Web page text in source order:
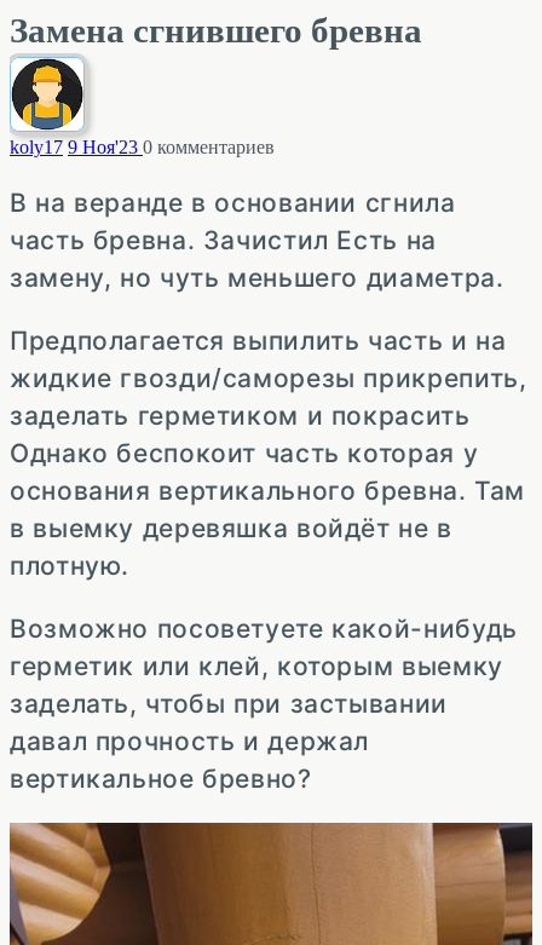
Замена сгнившего бревна
koly17 9 Ноя'23 0 комментариев
В на веранде в основании сгнила
часть бревна. Зачистил Есть на
замену, но чуть меньшего диаметра.
Предполагается выпилить часть и на
жидкие гвозди/саморезы прикрепить,
заделать герметиком и покрасить
Однако беспокоит часть которая у
основания вертикального бревна. Там
в выемку деревяшка войдёт не в
плотную.
Возможно посоветуете какой-нибудь
герметик или клей, которым выемку
заделать, чтобы при застывании
давал прочность и держал
вертикальное бревно?